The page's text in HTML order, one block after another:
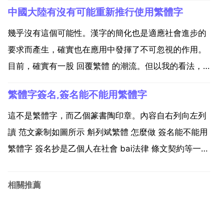
字寫的多醜，都用電腦了 應該不會，書法上應該會 您
認為中國還會不會恢復繁體字?中國不太可能全面恢復
繁體字 ...
中國大陸有沒有可能重新推行使用繁體字
幾乎沒有這個可能性。漢字的簡化也是適應社會進步的
要求而產生，確實也在應用中發揮了不可忽視的作用。
目前，確實有一股 回覆繁體 的潮流。但以我的看法，
行書和草書的出現，除了有文化的內涵外，主要還是為
書寫方便，簡化字的出現也不例外，宗旨也是書寫方
便，適應社會...
繁體字簽名,簽名能不能用繁體字
這不是繁體字，而乙個篆書陶印章。內容自右列向左列
讀 范文豪制如圖所示 斛列斌繁體 怎麼做 簽名能不能用
繁體字 簽名抄是乙個人在社會 bai法律 條文契約等一切
覺標誌，又叫簽字 署名。在你申請辦理你以上所說的業
相關推薦